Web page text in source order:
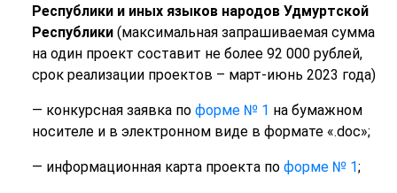
Республики и иных языков народов Удмуртской
Республики (максимальная запрашиваемая сумма
на один проект составит не более 92 000 рублей,
срок реализации проектов – март-июнь 2023 года)
— конкурсная заявка по форме № 1 на бумажном
носителе и в электронном виде в формате «.doc»;
— информационная карта проекта по форме № 1;